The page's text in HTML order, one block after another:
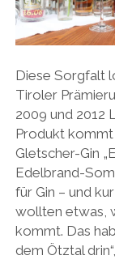
Diese Sorgfalt
Tiroler
2009 und 2012
Produkt
Gletscher-Gin
Edelbrand-
für Gin – und
wollten etwas,
kommt. Das
dem Ötztal